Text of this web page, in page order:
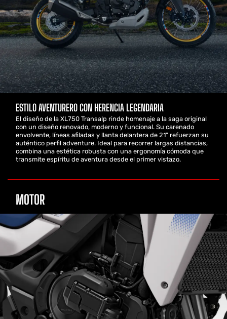
ESTILO AVENTURERO CON HERENCIA LEGENDARIA
El diseño de la XL750 Transalp rinde homenaje a la saga original
con un diseño renovado, moderno y funcional. Su carenado
envolvente, líneas afiladas y llanta delantera de 21” refuerzan su
auténtico perfil adventure. Ideal para recorrer largas distancias,
combina una estética robusta con una ergonomía cómoda que
transmite espíritu de aventura desde el primer vistazo.
MOTOR